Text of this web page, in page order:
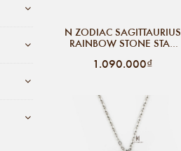
N ZODIAC SAGITTAURIUS
RAINBOW STONE STAR
1.090.000₫